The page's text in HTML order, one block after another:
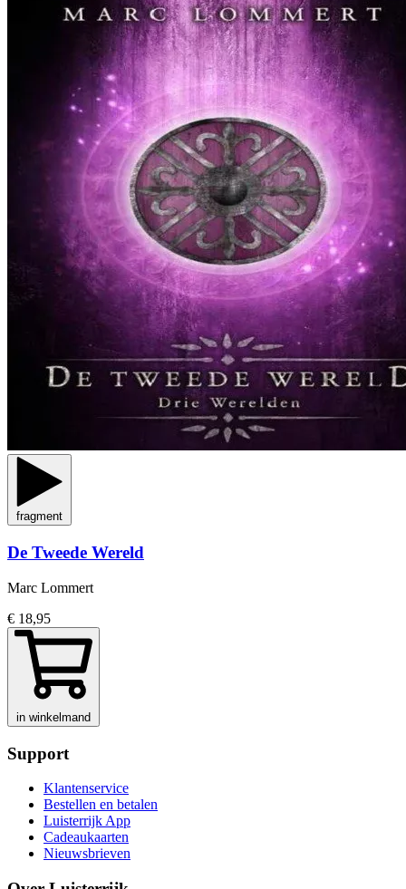
fragment
De Tweede Wereld
Marc Lommert
€ 18,95
in winkelmand
Support
Klantenservice
Bestellen en betalen
Luisterrijk App
Cadeaukaarten
Nieuwsbrieven